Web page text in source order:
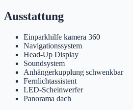
Ausstattung
Einparkhilfe kamera 360
Navigationssystem
Head-Up Display
Soundsystem
Anhängerkupplung schwenkbar
Fernlichtassistent
LED-Scheinwerfer
Panorama dach